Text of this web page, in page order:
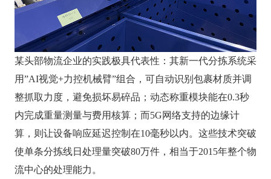
某头部物流企业的实践极具代表性：其新一代分拣系统采
用”AI视觉+力控机械臂”组合，可自动识别包裹材质并调
整抓取力度，避免损坏易碎品；动态称重模块能在0.3秒
内完成重量测量与费用核算；而5G网络支持的边缘计
算，则让设备响应延迟控制在10毫秒以内。这些技术突破
使单条分拣线日处理量突破80万件，相当于2015年整个物
流中心的处理能力。